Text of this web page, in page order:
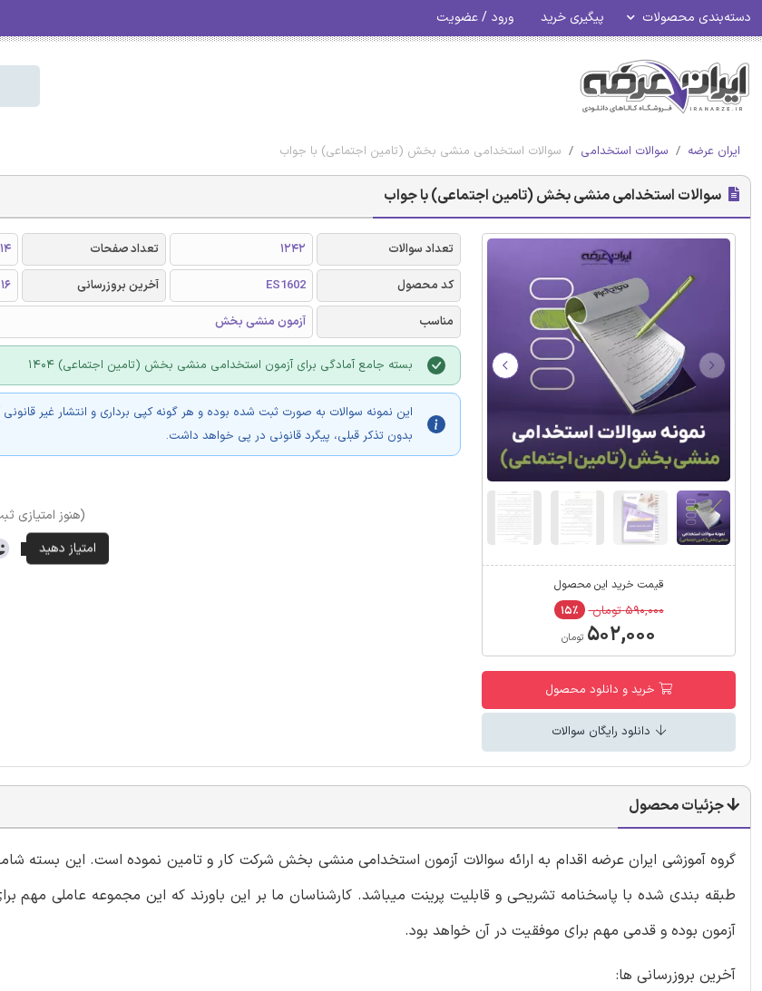
دسته‌بندی محصولات پیگیری خرید ورود / عضویت
ایران عرضه سوالات استخدامی سوالات استخدامی منشی بخش (تامین اجتماعی) با جواب
سوالات استخدامی منشی بخش (تامین اجتماعی) با جواب
قیمت خرید این محصول
۵۹۰,۰۰۰ تومان ۱۵٪
۵۰۲,۰۰۰ تومان
خرید و دانلود محصول
دانلود رایگان سوالات
تعداد سوالات 1242 تعداد صفحات
کد محصول
ES1602 آخرین بروزرسانی
16 آذر 1404
مناسب
آزمون منشی بخش
بسته جامع آمادگی برای آزمون استخدامی منشی بخش (تامین اجتماعی) 1404
این نمونه سوالات به صورت ثبت شده بوده و هر گونه کپی برداری و انتشار غیر
بدون تذکر قبلی، پیگرد قانونی در پی خواهد داشت.
(هنوز امتیازی
جزئیات محصول
گروه آموزشی ایران عرضه اقدام به ارائه سوالات آزمون استخدامی منشی بخش شرکت کار و تامین نموده است. این بسته
طبقه بندی شده با پاسخنامه تشریحی و قابلیت پرینت میباشد. کارشناسان ما بر این باورند که این مجموعه عاملی مهم
آزمون بوده و قدمی مهم برای موفقیت در آن خواهد بود.
آخرین بروزرسانی ها: